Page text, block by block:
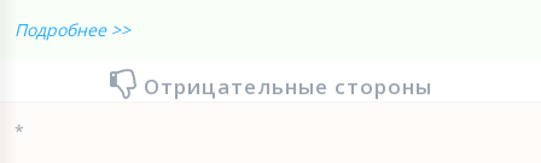
Подробнее >>
Отрицательные стороны
*